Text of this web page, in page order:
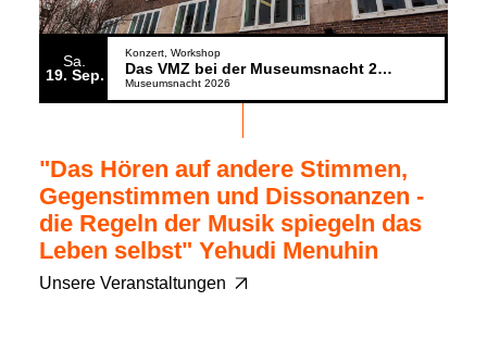
Sa.
19 Sep.
Konzert Workshop
Das VMZ bei der Museumsnacht 2026
Museumsnacht 2026
"Das Hören auf andere Stimmen,
Gegenstimmen und Dissonanzen -
die Regeln der Musik spiegeln das
Leben selbst" Yehudi Menuhin
Unsere Veranstaltungen